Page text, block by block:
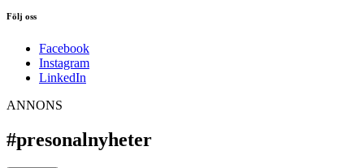
Följ oss
Facebook
Instagram
LinkedIn
ANNONS
#presonalnyheter